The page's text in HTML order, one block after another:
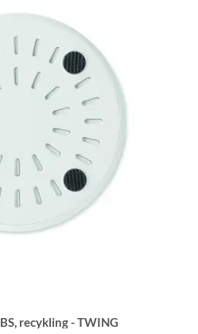
recykling - TWING